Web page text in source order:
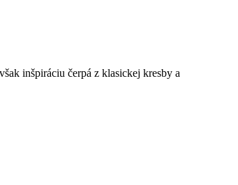
inšpiráciu čerpá z klasickej kresby a